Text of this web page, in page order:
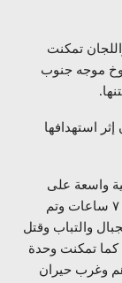
تمكنت
موجه جنوب
استهدافها
واسعة على
مواقع المنافقين في الأزارق في الضالع استمرت ٧ ساعات وتم
والتباب وقتل
كما تمكنت وحدة
عاهم وغرب حيران